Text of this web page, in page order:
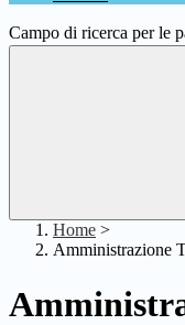
Campo di ricerca per le
Home >
Amministrazione